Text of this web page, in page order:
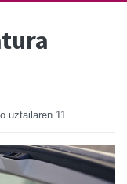
uztailaren 11